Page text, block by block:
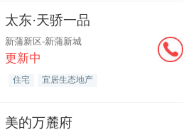
太东·天骄一品
新蒲新区-新蒲新城
更新中
住宅 宜居生态地产
美的万麓府